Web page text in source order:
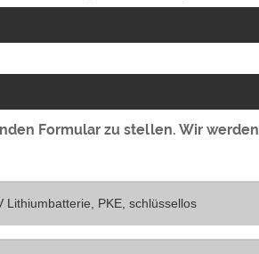
Formular zu stellen. Wir werden